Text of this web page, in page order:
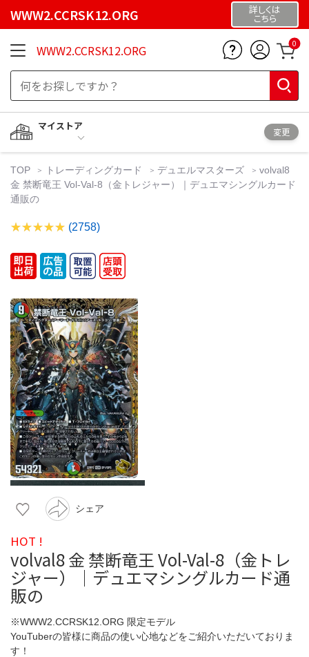
WWW2.CCRSK12.ORG 詳しくは
こちら
WWW2.CCRSK12.ORG 0
マイストア
変更
TOP トレーディングカード デュエルマスターズ
volval8
金 禁断竜王 Vol-Val-8（金トレジャー）｜デュエマシングルカード
通販の
(2758)
シェア
HOT !
volval8 金 禁断竜王 Vol-Val-8（金トレ
ジャー）｜デュエマシングルカード通
販の
※WWW2.CCRSK12.ORG 限定モデル
YouTuberの皆様に商品の使い心地などをご紹介いただいておりま
す！